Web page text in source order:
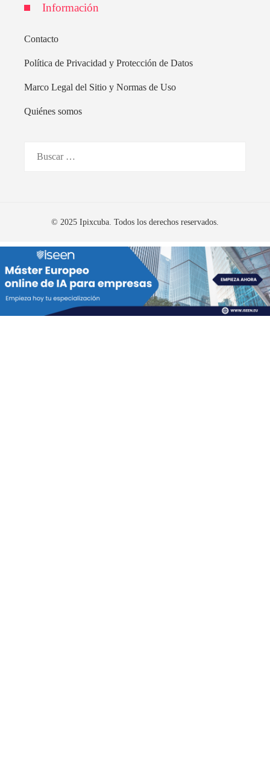
Información
Contacto
Política de Privacidad y Protección de Datos
Marco Legal del Sitio y Normas de Uso
Quiénes somos
© 2025 Ipixcuba. Todos los derechos reservados.